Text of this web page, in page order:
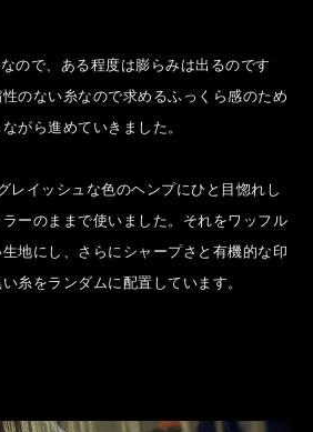
ので、ある程度は膨らみは出るのです
のない糸なので求めるふっくら感のため
がら進めていきました。
レイッシュな色のヘンプにひと目惚れし
ーのままで使いました。それをワッフル
地にし、さらにシャープさと有機的な印
糸をランダムに配置しています。